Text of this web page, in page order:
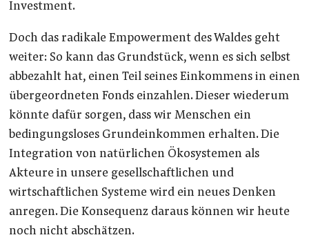
Investment.
Doch das radikale Empowerment des Waldes geht
weiter: So kann das Grundstück, wenn es sich selbst
abbezahlt hat, einen Teil seines Einkommens in einen
übergeordneten Fonds einzahlen. Dieser wiederum
könnte dafür sorgen, dass wir Menschen ein
bedingungsloses Grundeinkommen erhalten. Die
Integration von natürlichen Ökosystemen als
Akteure in unsere gesellschaftlichen und
wirtschaftlichen Systeme wird ein neues Denken
anregen. Die Konsequenz daraus können wir heute
noch nicht abschätzen.